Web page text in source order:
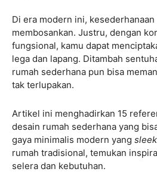
Di era modern ini,
membosankan. Justru, dengan
fungsional, kamu dapat
lega dan lapang. Ditambah
rumah sederhana pun bisa
tak terlupakan.
Artikel ini menghadirkan 15
desain rumah sederhana yang
gaya minimalis modern yang sleek
rumah tradisional, temukan
selera dan kebutuhan.